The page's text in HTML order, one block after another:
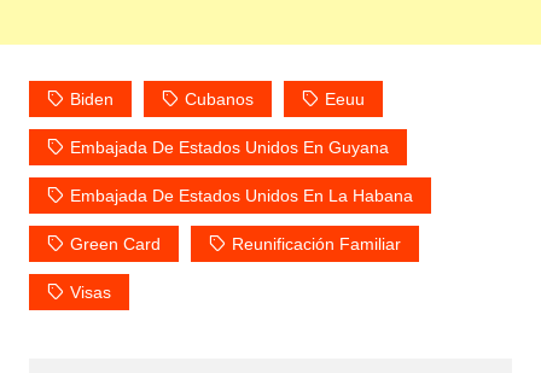
Biden Cubanos Eeuu
Embajada De Estados Unidos En Guyana
Embajada De Estados Unidos En La Habana
Green Card Reunificación Familiar
Visas